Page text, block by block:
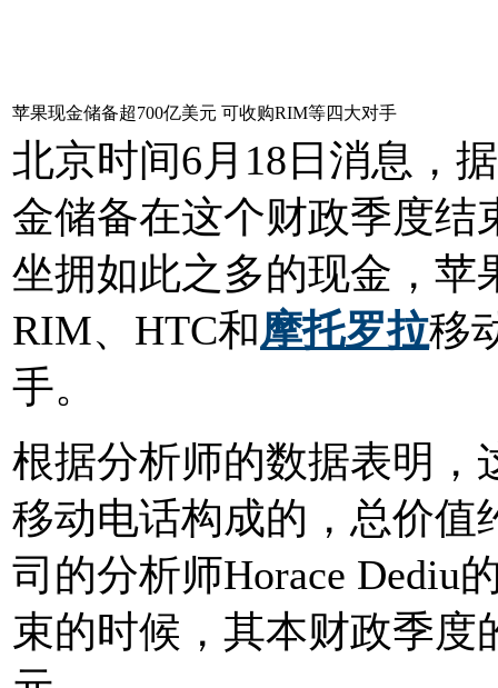
苹果现金储备超700亿美元 可收购RIM等四大对手
北京时间6月18日消息，
金储备在这个财政季度结
坐拥如此之多的现金，苹
RIM、HTC和摩托罗拉移
手。
根据分析师的数据表明，
移动电话构成的，总价值
司的分析师Horace Dediu
束的时候，其本财政季度